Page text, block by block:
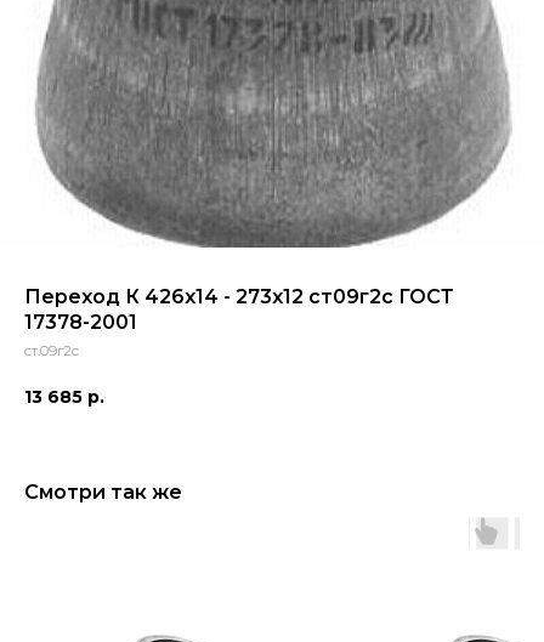
Переход К 426x14 - 273x12 ст09г2с ГОСТ
17378-2001
ст.09г2с
13 685 р.
Смотри так же